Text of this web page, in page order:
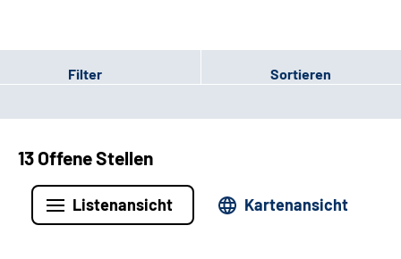
Filter Sortieren
13 Offene Stellen
Listenansicht Kartenansicht